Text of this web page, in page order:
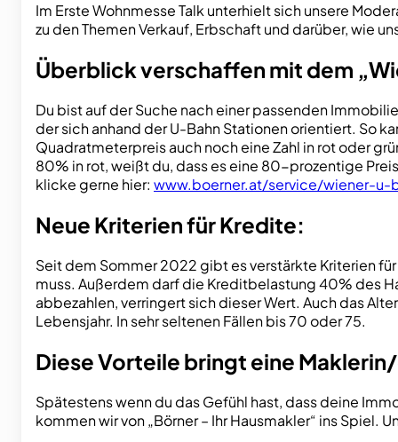
Im Erste Wohnmesse Talk unterhielt sich unsere
zu den Themen Verkauf, Erbschaft und darüber, wie
Überblick verschaffen mit dem
Du bist auf der Suche nach einer passenden
der sich anhand der U-Bahn Stationen orientiert. So
Quadratmeterpreis auch noch eine Zahl in rot oder
80% in rot, weißt du, dass es eine 80-prozentige
klicke gerne hier: www.boerner.at/service/wiener-
Neue Kriterien für Kredite:
Seit dem Sommer 2022 gibt es verstärkte Kriterien
muss. Außerdem darf die Kreditbelastung 40% des
abbezahlen, verringert sich dieser Wert. Auch das
Lebensjahr. In sehr seltenen Fällen bis 70 oder 75.
Diese Vorteile bringt eine
Spätestens wenn du das Gefühl hast, dass deine
kommen wir von „Börner – Ihr Hausmakler“ ins Spiel.